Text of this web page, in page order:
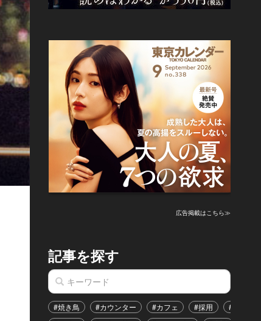
広告掲載はこちら≫
記事を探す
#焼き鳥 #カウンター #カフェ #採用
#恋愛